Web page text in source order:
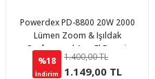
Powerdex PD-8800 20W 2000
Lümen Zoom & Işıldak
Profesyonel Avcı El Feneri
%18
İndirim
1.400,00 TL
1.149,00 TL